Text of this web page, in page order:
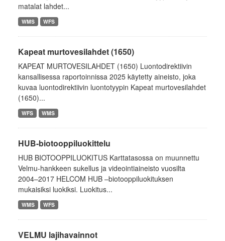
matalat lahdet...
WMS WFS
Kapeat murtovesilahdet (1650)
KAPEAT MURTOVESILAHDET (1650) Luontodirektiivin
kansallisessa raportoinnissa 2025 käytetty aineisto, joka
kuvaa luontodirektiivin luontotyypin Kapeat murtovesilahdet
(1650)...
WFS WMS
HUB-biotooppiluokittelu
HUB BIOTOOPPILUOKITUS Karttatasossa on muunnettu
Velmu-hankkeen sukellus ja videointiaineisto vuosilta
2004–2017 HELCOM HUB –biotooppiluokituksen
mukaisiksi luokiksi. Luokitus...
WMS WFS
VELMU lajihavainnot